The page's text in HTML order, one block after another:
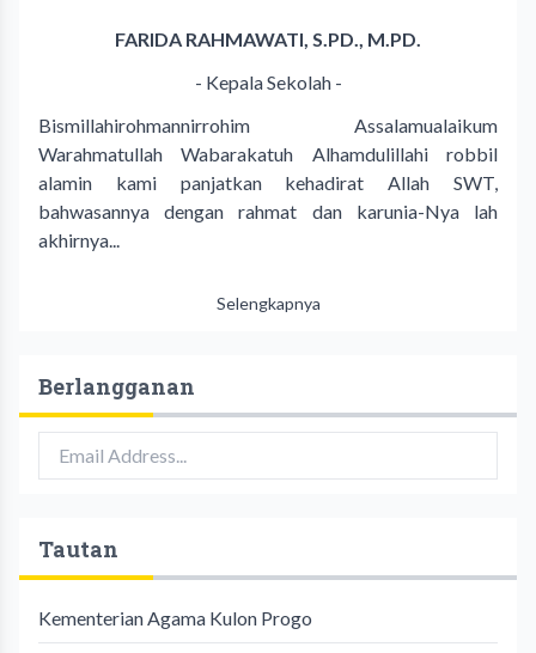
FARIDA RAHMAWATI, S.PD., M.PD.
- Kepala Sekolah -
Bismillahirohmannirrohim Assalamualaikum
Warahmatullah Wabarakatuh Alhamdulillahi robbil
alamin kami panjatkan kehadirat Allah SWT,
bahwasannya dengan rahmat dan karunia-Nya lah
akhirnya...
Selengkapnya
Berlangganan
Tautan
Kementerian Agama Kulon Progo